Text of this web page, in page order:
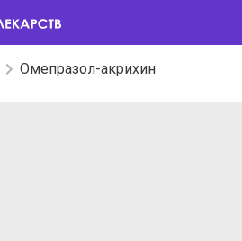
Омепразол-акрихин